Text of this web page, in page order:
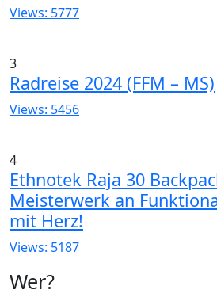
Views: 5777
3
Radreise 2024 (FFM – MS)
Views: 5456
4
Ethnotek Raja 30
Meisterwerk an
mit Herz!
Views: 5187
Wer?